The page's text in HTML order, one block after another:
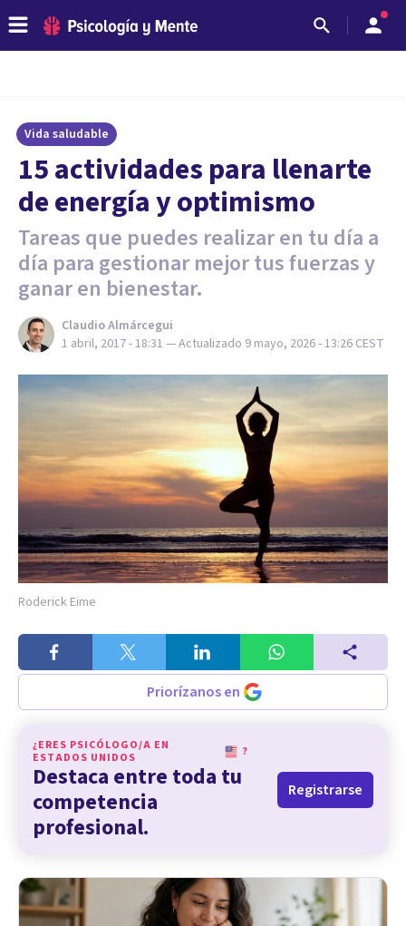
Vida saludable
15 actividades para llenarte
de energía y optimismo
Tareas que puedes realizar en tu día a
día para gestionar mejor tus fuerzas y
ganar en bienestar.
Claudio Almárcegui
1 abril, 2017 - 18:31 — Actualizado 9 mayo, 2026 - 13:26 CEST
Roderick Eime
Priorízanos en
¿ERES PSICÓLOGO/A EN
ESTADOS UNIDOS
?
Destaca entre toda tu
competencia
profesional.
Registrarse